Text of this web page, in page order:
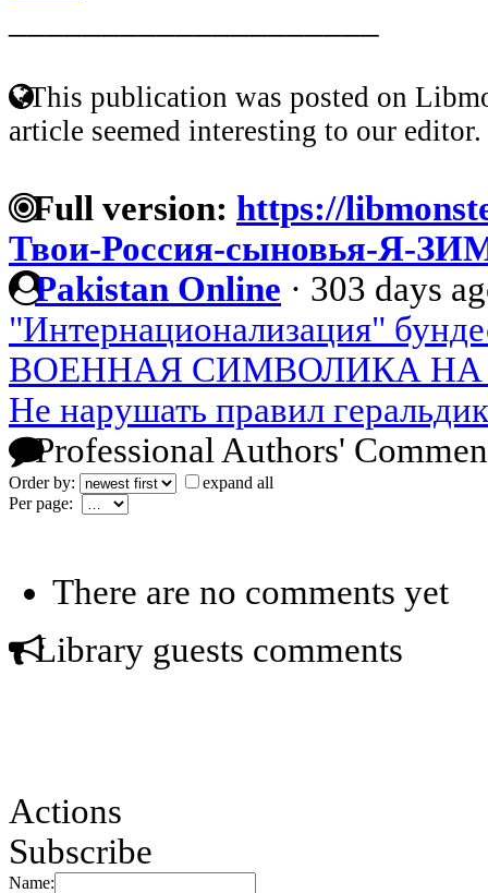
This publication was posted on
article seemed interesting to our editor.
Full version: https://
Твои-Россия-сыновья-Я-
Pakistan Online · 303 days
"Интернационализация"
ВОЕННАЯ СИМВОЛИКА НА
Не нарушать правил
Professional Authors'
Order by:
expand all
Per page:
There are no comments yet
Library guests comments
Actions
Subscribe
Name: